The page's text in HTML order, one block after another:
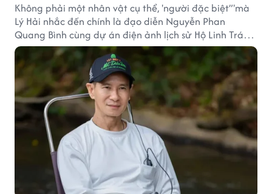
Không phải một nhân vật cụ thể, 'người đặc biệt”'mà
Lý Hải nhắc đến chính là đạo diễn Nguyễn Phan
Quang Bình cùng dự án điện ảnh lịch sử Hộ Linh Tráng
Sĩ: Bí Ẩn Mộ Vua Đinh.